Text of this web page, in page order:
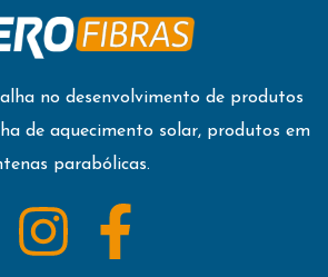
no desenvolvimento de produtos
de aquecimento solar, produtos em
parabólicas.